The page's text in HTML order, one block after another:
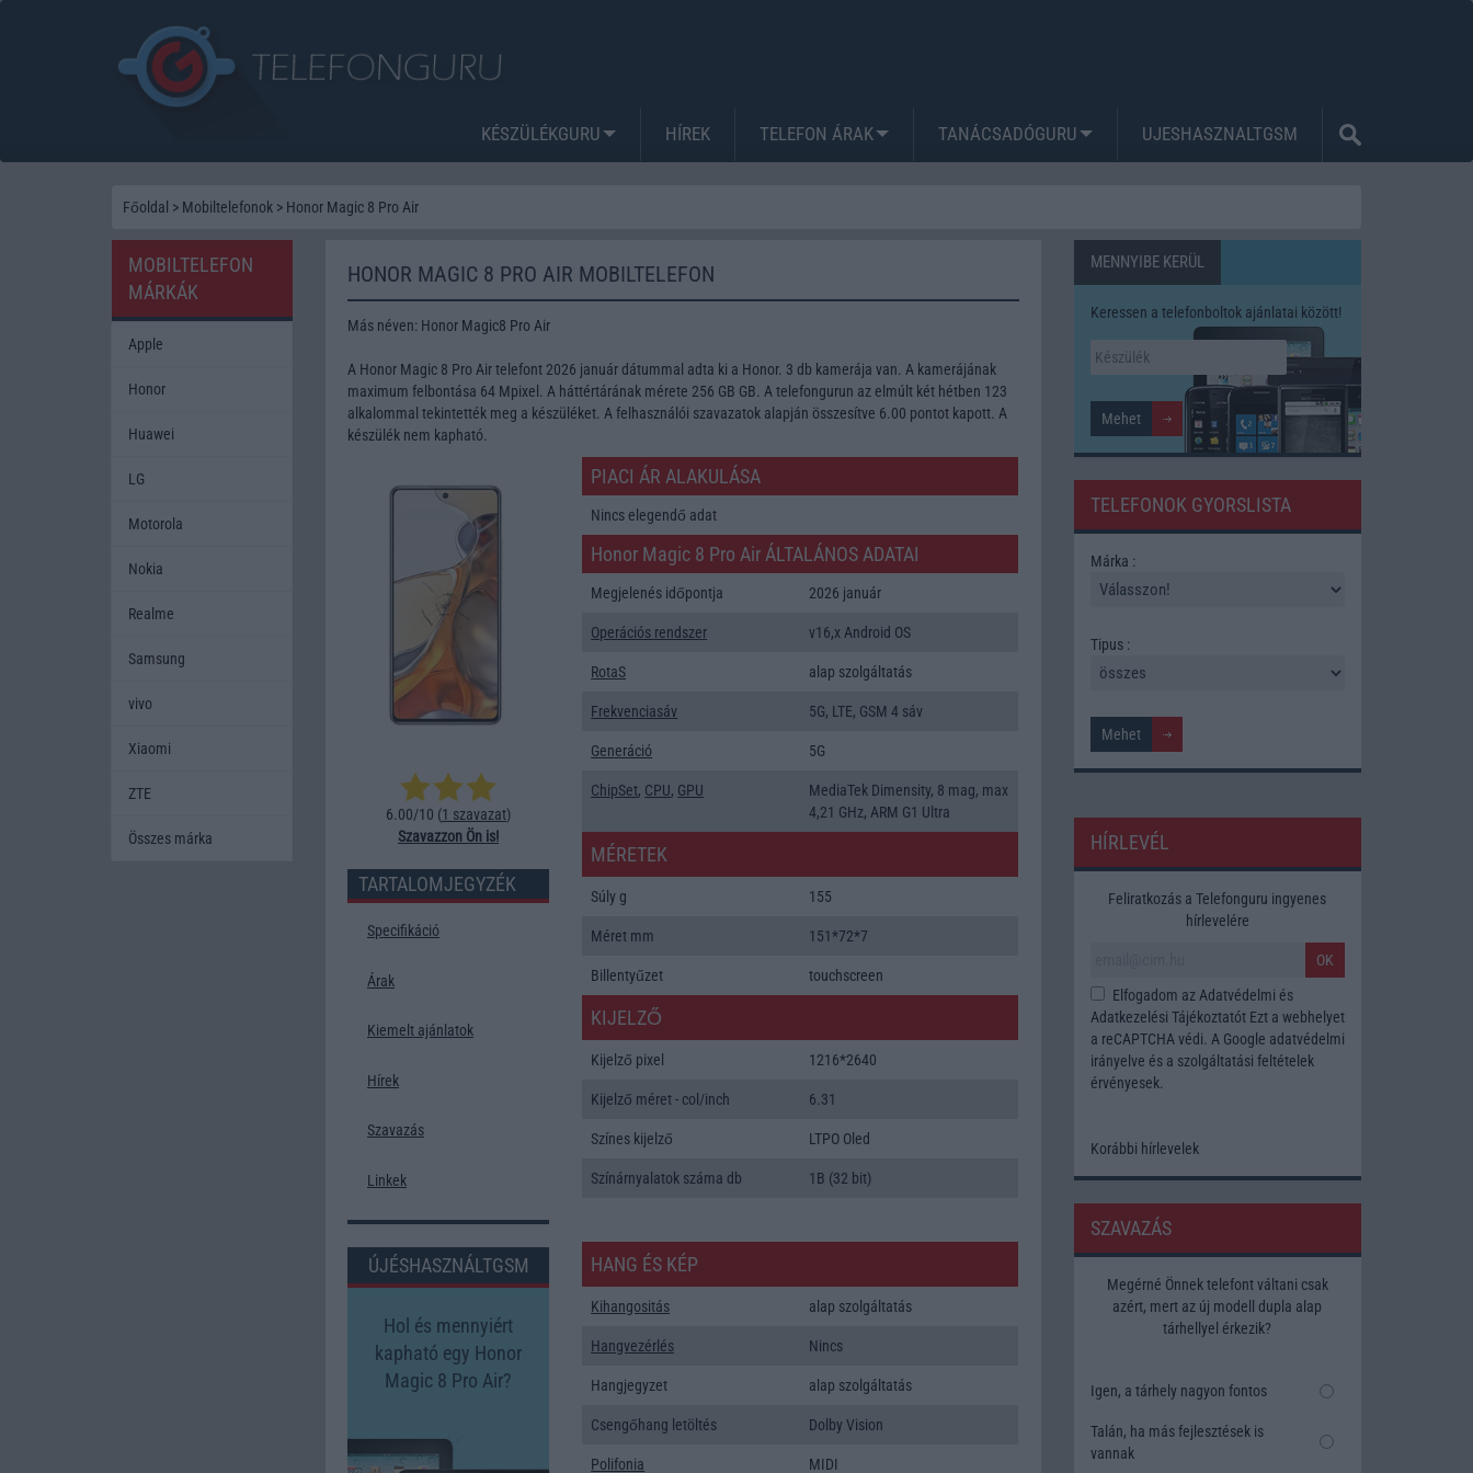
KÉSZÜLÉKGURU HÍREK TELEFON ÁRAK TANÁCSADÓGURU UJESHASZNALTGSM
Főoldal > Mobiltelefonok > Honor Magic 8 Pro Air
HONOR MAGIC 8 PRO AIR MOBILTELEFON
Más néven: Honor Magic8 Pro Air
A Honor Magic 8 Pro Air telefont 2026 január dátummal adta ki a Honor. 3 db kamerája van. A kamerájának
maximum felbontása 64 Mpixel. A háttértárának mérete 256 GB GB. A telefongurun az elmúlt két hétben 123
alkalommal tekintették meg a készüléket. A felhasználói szavazatok alapján összesítve 6.00 pontot kapott. A
készülék nem kapható.
6.00/10 (1 szavazat)
Szavazzon Ön is!
TARTALOMJEGYZÉK
Specifikáció
Árak
Kiemelt ajánlatok
Hírek
Szavazás
Linkek
ÚJÉSHASZNÁLTGSM
Hol és mennyiért
kapható egy Honor
Magic 8 Pro Air?
PIACI ÁR ALAKULÁSA
Nincs elegendő adat
Honor Magic 8 Pro Air ÁLTALÁNOS ADATAI
Megjelenés időpontja 2026 január
Operációs rendszer v16,x Android OS
RotaS alap szolgáltatás
Frekvenciasáv 5G, LTE, GSM 4 sáv
Generáció 5G
ChipSet, CPU, GPU
MediaTek Dimensity, 8 mag, max
4,21 GHz, ARM G1 Ultra
MÉRETEK
Súly g 155
Méret mm 151*72*7
Billentyűzet touchscreen
KIJELZŐ
Kijelző pixel 1216*2640
Kijelző méret - col/inch 6.31
Színes kijelző LTPO Oled
Színárnyalatok száma db 1B (32 bit)
HANG ÉS KÉP
Kihangositás alap szolgáltatás
Hangvezérlés Nincs
Hangjegyzet alap szolgáltatás
Csengőhang letöltés Dolby Vision
Polifonia MIDI
MENNYIBE KERÜL
Keressen a telefonboltok ajánlatai között!
TELEFONOK GYORSLISTA
Márka :
Tipus :
HÍRLEVÉL
Feliratkozás a Telefonguru ingyenes
hírlevelére
OK
Elfogadom az Adatvédelmi és
Adatkezelési TájékoztatótEzt a webhelyet
a reCAPTCHA védi. A Google adatvédelmi
irányelve és a szolgáltatási feltételek
érvényesek.
Korábbi hírlevelek
SZAVAZÁS
Megérné Önnek telefont váltani csak
azért, mert az új modell dupla alap
tárhellyel érkezik?
Igen, a tárhely nagyon fontos
Talán, ha más fejlesztések is
vannak
MOBILTELEFON
MÁRKÁK
Apple
Honor
Huawei
LG
Motorola
Nokia
Realme
Samsung
vivo
Xiaomi
ZTE
Összes márka